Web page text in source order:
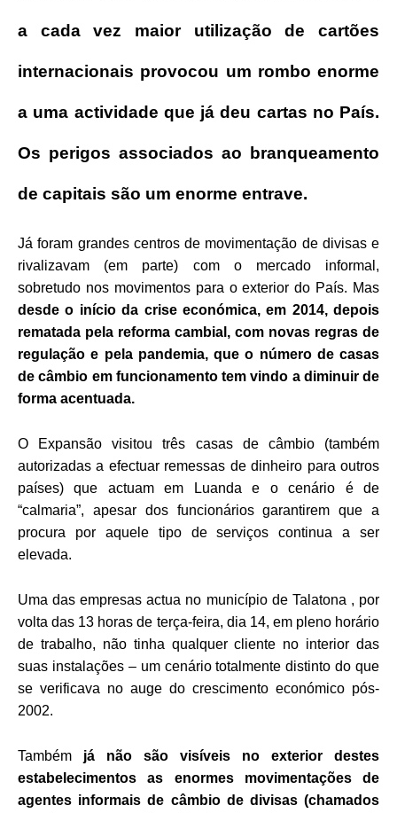
a cada vez maior utilização de cartões
internacionais provocou um rombo enorme
a uma actividade que já deu cartas no País.
Os perigos associados ao branqueamento
de capitais são um enorme entrave.
Já foram grandes centros de movimentação de divisas e
rivalizavam (em parte) com o mercado informal,
sobretudo nos movimentos para o exterior do País. Mas
desde o início da crise económica, em 2014, depois
rematada pela reforma cambial, com novas regras de
regulação e pela pandemia, que o número de casas
de câmbio em funcionamento tem vindo a diminuir de
forma acentuada.
O Expansão visitou três casas de câmbio (também
autorizadas a efectuar remessas de dinheiro para outros
países) que actuam em Luanda e o cenário é de
“calmaria”, apesar dos funcionários garantirem que a
procura por aquele tipo de serviços continua a ser
elevada.
Uma das empresas actua no município de Talatona , por
volta das 13 horas de terça-feira, dia 14, em pleno horário
de trabalho, não tinha qualquer cliente no interior das
suas instalações – um cenário totalmente distinto do que
se verificava no auge do crescimento económico pós-
2002.
Também já não são visíveis no exterior destes
estabelecimentos as enormes movimentações de
agentes informais de câmbio de divisas (chamados